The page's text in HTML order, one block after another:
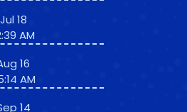
Jul 18
AM
16
AM
14